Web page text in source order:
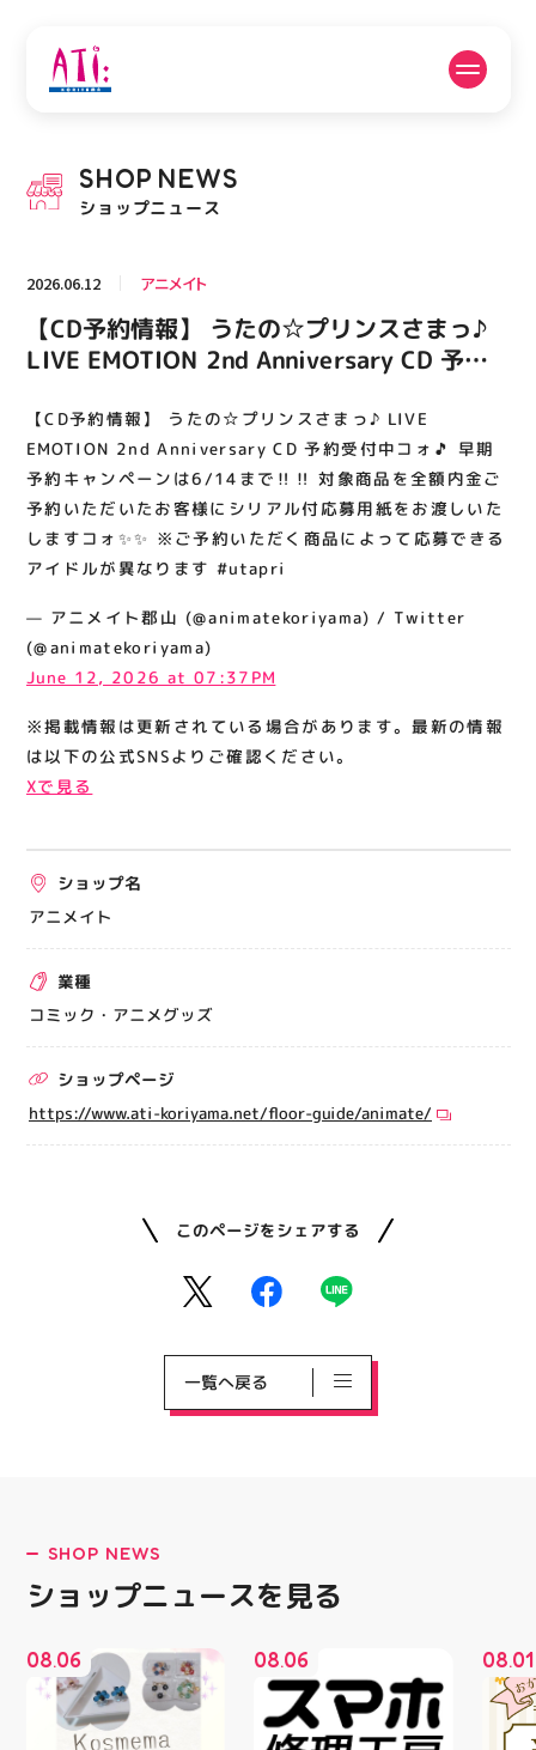
PICK UP NEWS
ピックアップニュース
フロアガイド 営業時間
ACCESS
アクセス・駐車場
RECRUIT
スタッフ募集
関連情報
お問い合わせ
プライバシーポリシー
サイトポリシー
運営会社
テナント出店募集
催事出店募集
アティビジョンについて
SHOP NEWS
ショップニュース
2026.06.12 アニメイト
【CD予約情報】 うたの☆プリンスさまっ♪
LIVE EMOTION 2nd Anniversary CD 予約
まで‼️‼️ 対象商品を全額内金ご予約いただ
いたお客様にシリアル付応募用紙をお渡しい
たしますコォ✨✨ ※ご予約いただく商品によ
って応募できるアイドルが異なります
#utapri
【CD予約情報】 うたの☆プリンスさまっ♪ LIVE
EMOTION 2nd Anniversary CD 予約受付中コォ🎵 早期
予約キャンペーンは6/14まで‼️‼️ 対象商品を全額内金ご
予約いただいたお客様にシリアル付応募用紙をお渡しいた
しますコォ✨✨ ※ご予約いただく商品によって応募できる
アイドルが異なります #utapri
— アニメイト郡山 (@animatekoriyama) / Twitter
(@animatekoriyama)
June 12, 2026 at 07:37PM
※掲載情報は更新されている場合があります。最新の情報
は以下の公式SNSよりご確認ください。
Xで見る
ショップ名
アニメイト
業種
コミック・アニメグッズ
ショップページ
https://www.ati-koriyama.net/floor-guide/animate/
このページをシェアする
一覧へ戻る
SHOP NEWS
ショップニュースを見る
08.06 08.06 08.01